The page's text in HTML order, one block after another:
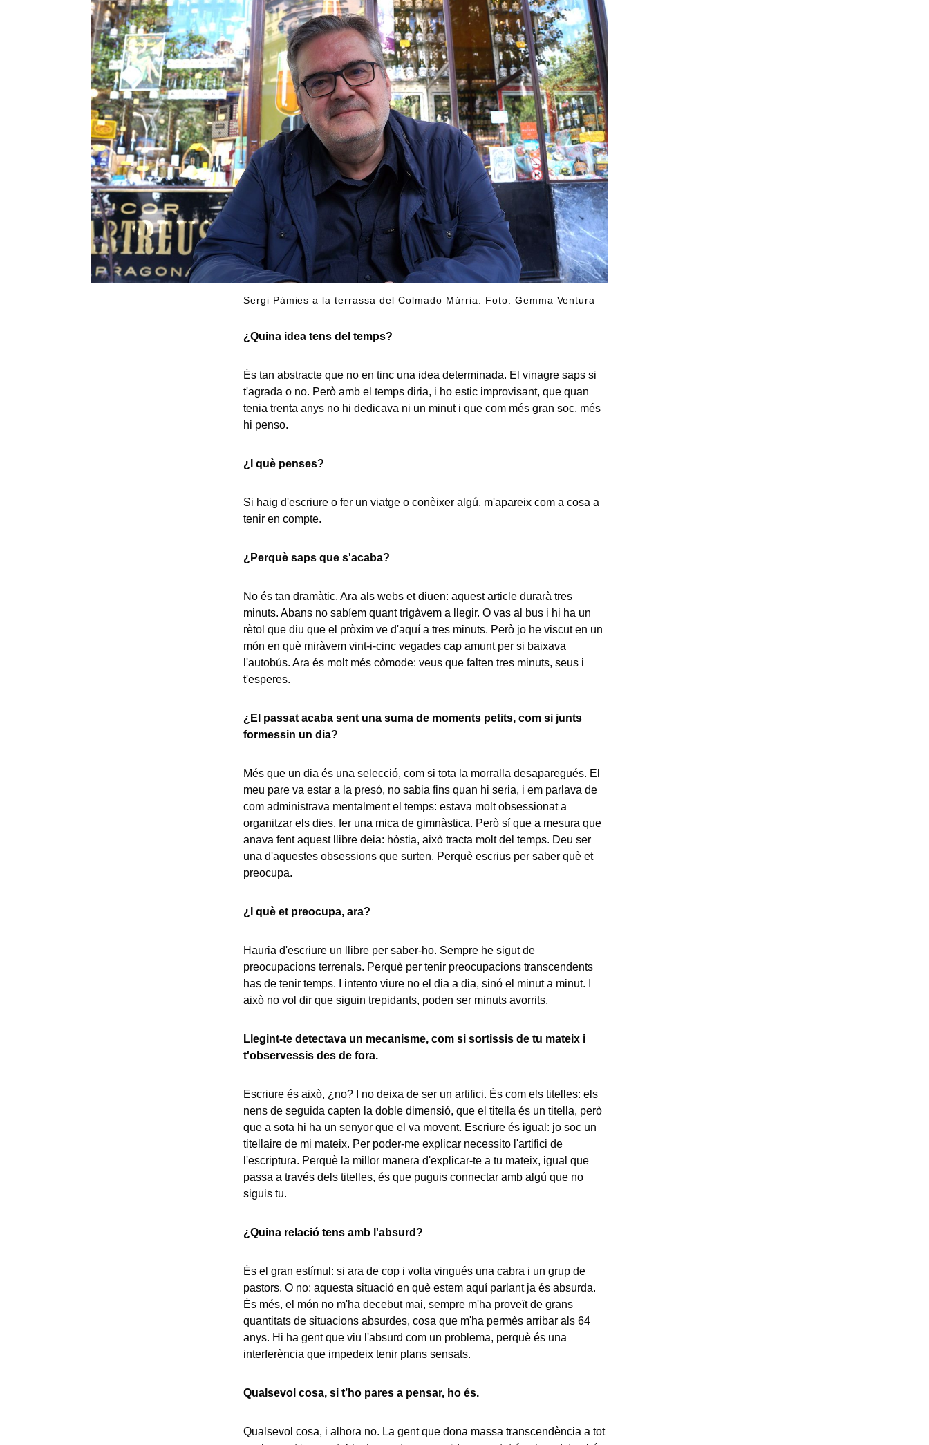
Sergi Pàmies a la terrassa del Colmado Múrria. Foto: Gemma Ventura
¿Quina idea tens del temps?
És tan abstracte que no en tinc una idea determinada. El vinagre saps si
t'agrada o no. Però amb el temps diria, i ho estic improvisant, que quan
tenia trenta anys no hi dedicava ni un minut i que com més gran soc, més
hi penso.
¿I què penses?
Si haig d'escriure o fer un viatge o conèixer algú, m'apareix com a cosa a
tenir en compte.
¿Perquè saps que s'acaba?
No és tan dramàtic. Ara als webs et diuen: aquest article durarà tres
minuts. Abans no sabíem quant trigàvem a llegir. O vas al bus i hi ha un
rètol que diu que el pròxim ve d'aquí a tres minuts. Però jo he viscut en un
món en què miràvem vint-i-cinc vegades cap amunt per si baixava
l'autobús. Ara és molt més còmode: veus que falten tres minuts, seus i
t'esperes.
¿El passat acaba sent una suma de moments petits, com si junts
formessin un dia?
Més que un dia és una selecció, com si tota la morralla desaparegués. El
meu pare va estar a la presó, no sabia fins quan hi seria, i em parlava de
com administrava mentalment el temps: estava molt obsessionat a
organitzar els dies, fer una mica de gimnàstica. Però sí que a mesura que
anava fent aquest llibre deia: hòstia, això tracta molt del temps. Deu ser
una d'aquestes obsessions que surten. Perquè escrius per saber què et
preocupa.
¿I què et preocupa, ara?
Hauria d'escriure un llibre per saber-ho. Sempre he sigut de
preocupacions terrenals. Perquè per tenir preocupacions transcendents
has de tenir temps. I intento viure no el dia a dia, sinó el minut a minut. I
això no vol dir que siguin trepidants, poden ser minuts avorrits.
Llegint-te detectava un mecanisme, com si sortissis de tu mateix i
t'observessis des de fora.
Escriure és això, ¿no? I no deixa de ser un artifici. És com els titelles: els
nens de seguida capten la doble dimensió, que el titella és un titella, però
que a sota hi ha un senyor que el va movent. Escriure és igual: jo soc un
titellaire de mi mateix. Per poder-me explicar necessito l'artifici de
l'escriptura. Perquè la millor manera d'explicar-te a tu mateix, igual que
passa a través dels titelles, és que puguis connectar amb algú que no
siguis tu.
¿Quina relació tens amb l'absurd?
És el gran estímul: si ara de cop i volta vingués una cabra i un grup de
pastors. O no: aquesta situació en què estem aquí parlant ja és absurda.
És més, el món no m'ha decebut mai, sempre m'ha proveït de grans
quantitats de situacions absurdes, cosa que m'ha permès arribar als 64
anys. Hi ha gent que viu l'absurd com un problema, perquè és una
interferència que impedeix tenir plans sensats.
Qualsevol cosa, si t’ho pares a pensar, ho és.
Qualsevol cosa, i alhora no. La gent que dona massa transcendència a tot